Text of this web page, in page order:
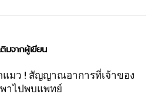
ติมจากผู้เขียน
มว ! สัญญาณอาการที่เจ้าของ
าไปพบแพทย์